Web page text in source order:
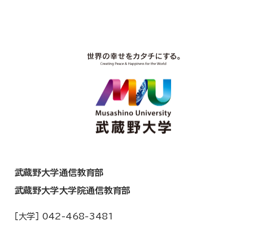
武蔵野大学通信教育部
武蔵野大学大学院通信教育部
［大学］ 042-468-3481